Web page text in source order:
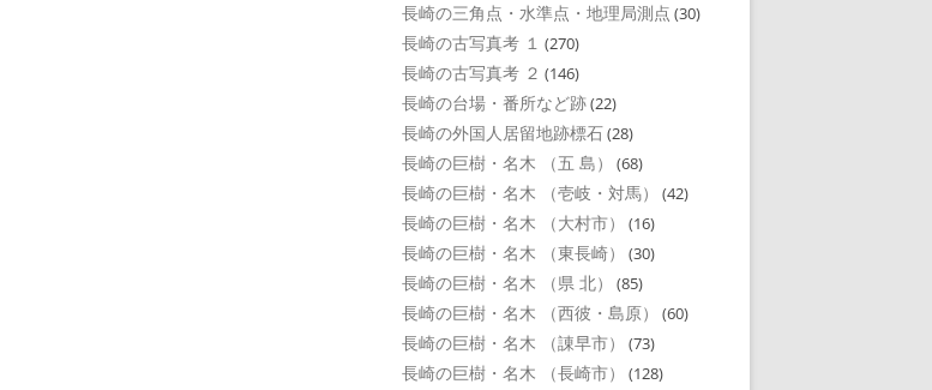
長崎の三角点・水準点・地理局測点 (30)
長崎の古写真考 １ (270)
長崎の古写真考 ２ (146)
長崎の台場・番所など跡(22)
長崎の外国人居留地跡標石(28)
長崎の巨樹・名木 （五 島） (68)
長崎の巨樹・名木 （壱岐・対馬） (42)
長崎の巨樹・名木 （大村市） (16)
長崎の巨樹・名木 （東長崎） (30)
長崎の巨樹・名木 （県 北） (85)
長崎の巨樹・名木 （西彼・島原） (60)
長崎の巨樹・名木 （諌早市） (73)
長崎の巨樹・名木 （長崎市） (128)